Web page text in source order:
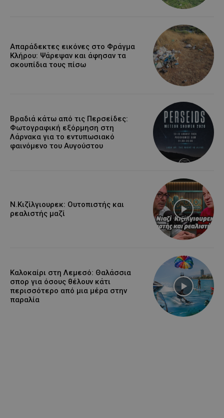
Απαράδεκτες εικόνες στο Φράγμα
Κλήρου: Ψάρεψαν και άφησαν τα
σκουπίδια τους πίσω
Βραδιά κάτω από τις Περσείδες:
Φωτογραφική εξόρμηση στη
Λάρνακα για το εντυπωσιακό
φαινόμενο του Αυγούστου
Ν.Κιζίλγιουρεκ: Ουτοπιστής και
ρεαλιστής μαζί
Καλοκαίρι στη Λεμεσό: Θαλάσσια
σπορ για όσους θέλουν κάτι
περισσότερο από μια μέρα στην
παραλία